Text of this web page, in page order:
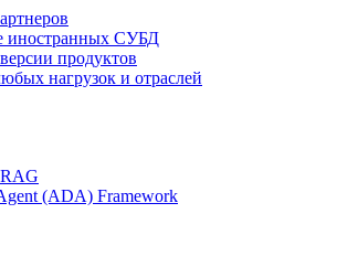
иностранных СУБД
продуктов
нагрузок и отраслей
(ADA) Framework